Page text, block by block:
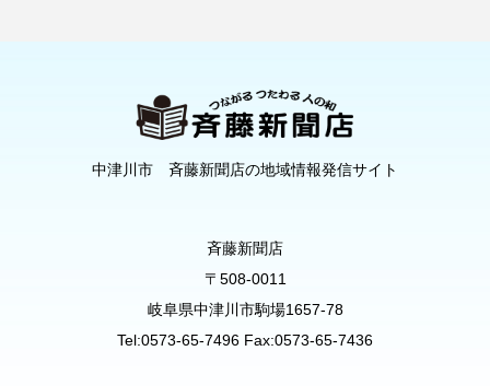
中津川市 斉藤新聞店の地域情報発信サイト
斉藤新聞店
〒508-0011
岐阜県中津川市駒場1657-78
Tel:0573-65-7496 Fax:0573-65-7436